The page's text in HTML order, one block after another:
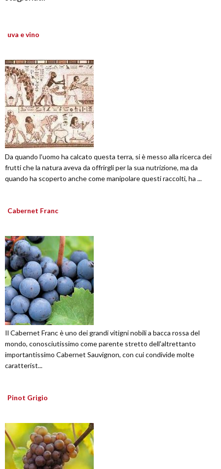
uva e vino
Da quando l'uomo ha calcato questa terra, si è messo alla ricerca dei
frutti che la natura aveva da offrirgli per la sua nutrizione, ma da
quando ha scoperto anche come manipolare questi raccolti, ha ...
Cabernet Franc
Il Cabernet Franc è uno dei grandi vitigni nobili a bacca rossa del
mondo, conosciutissimo come parente stretto dell'altrettanto
importantissimo Cabernet Sauvignon, con cui condivide molte
caratterist...
Pinot Grigio